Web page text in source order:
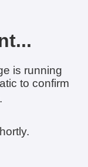
is running
to confirm